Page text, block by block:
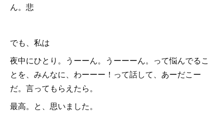
ん。悲
でも、私は
夜中にひとり。うーーん。うーーーん。って悩んでるこ
とを、みんなに、わーーー！って話して、あーだこー
だ。言ってもらえたら。
最高。と、思いました。